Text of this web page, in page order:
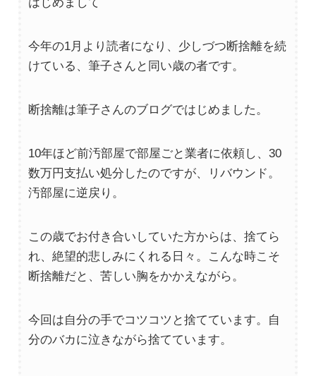
今年の1月より読者になり、少しづつ断捨離を続
けている、筆子さんと同い歳の者です。
断捨離は筆子さんのブログではじめました。
10年ほど前汚部屋で部屋ごと業者に依頼し、30
数万円支払い処分したのですが、リバウンド。
汚部屋に逆戻り。
この歳でお付き合いしていた方からは、捨てら
れ、絶望的悲しみにくれる日々。こんな時こそ
断捨離だと、苦しい胸をかかえながら。
今回は自分の手でコツコツと捨てています。自
分のバカに泣きながら捨てています。